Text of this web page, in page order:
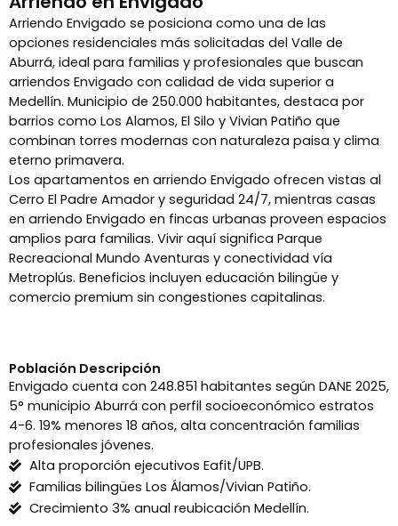
Arriendo Envigado se posiciona como una de las
opciones residenciales más solicitadas del Valle de
Aburrá, ideal para familias y profesionales que buscan
arriendos Envigado con calidad de vida superior a
Medellín. Municipio de 250.000 habitantes, destaca por
barrios como Los Alamos, El Silo y Vivian Patiño que
combinan torres modernas con naturaleza paisa y clima
eterno primavera.
Los apartamentos en arriendo Envigado ofrecen vistas al
Cerro El Padre Amador y seguridad 24/7, mientras casas
en arriendo Envigado en fincas urbanas proveen espacios
amplios para familias. Vivir aquí significa Parque
Recreacional Mundo Aventuras y conectividad vía
Metroplús. Beneficios incluyen educación bilingüe y
comercio premium sin congestiones capitalinas.
Población Descripción
Envigado cuenta con 248.851 habitantes según DANE 2025,
5° municipio Aburrá con perfil socioeconómico estratos
4-6. 19% menores 18 años, alta concentración familias
profesionales jóvenes.
Alta proporción ejecutivos Eafit/UPB.
Familias bilingües Los Álamos/Vivian Patiño.
Crecimiento 3% anual reubicación Medellín.